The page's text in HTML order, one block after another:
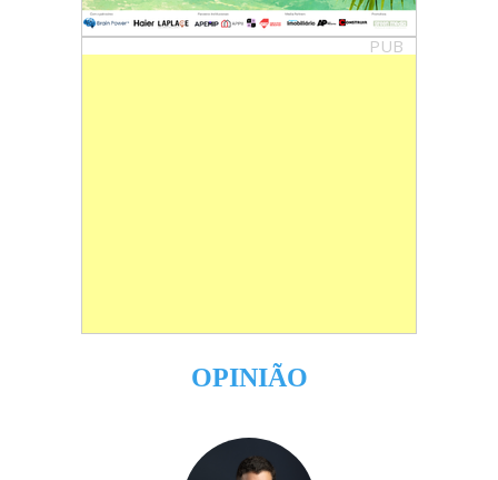
PUB
OPINIÃO